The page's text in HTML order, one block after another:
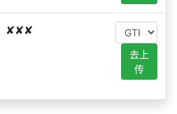
✘✘✘
去上
传